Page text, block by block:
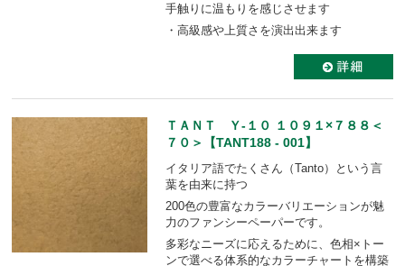
手触りに温もりを感じさせます
・高級感や上質さを演出出来ます
ＴＡＮＴ Ｙ-１０ １０９１×７８８＜
７０＞【TANT188 - 001】
イタリア語でたくさん（Tanto）という言
葉を由来に持つ
200色の豊富なカラーバリエーションが魅
力のファンシーペーパーです。
多彩なニーズに応えるために、色相×トー
ンで選べる体系的なカラーチャートを構築